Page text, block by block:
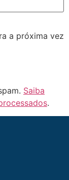
a próxima vez
Saiba
.